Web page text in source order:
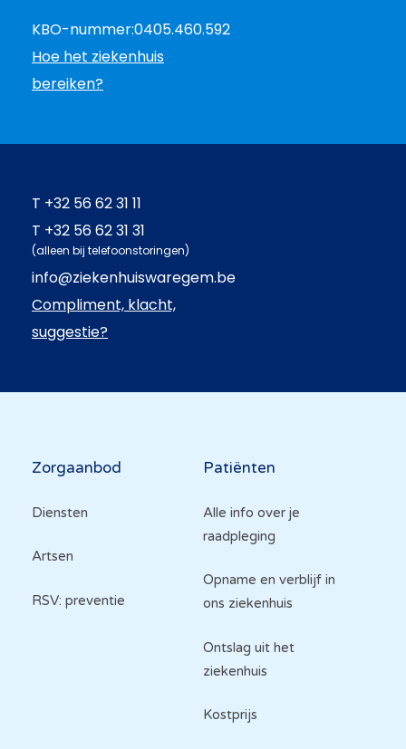
KBO-nummer:0405.460.592
Hoe het ziekenhuis
bereiken?
T +32 56 62 31 11
T +32 56 62 31 31
(alleen bij telefoonstoringen)
info@ziekenhuiswaregem.be
Compliment, klacht,
suggestie?
Hoofdnavigatie
Zorgaanbod
Diensten
Artsen
RSV: preventie
Patiënten
Alle info over je
raadpleging
Opname en verblijf in
ons ziekenhuis
Ontslag uit het
ziekenhuis
Kostprijs